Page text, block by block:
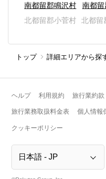
南都留郡鳴沢村
南都
北都留郡小菅村 北都留
トップ 詳細エリアから探
ヘルプ 利用規約 旅行業約款
旅行業務取扱料金表 個人情報
クッキーポリシー